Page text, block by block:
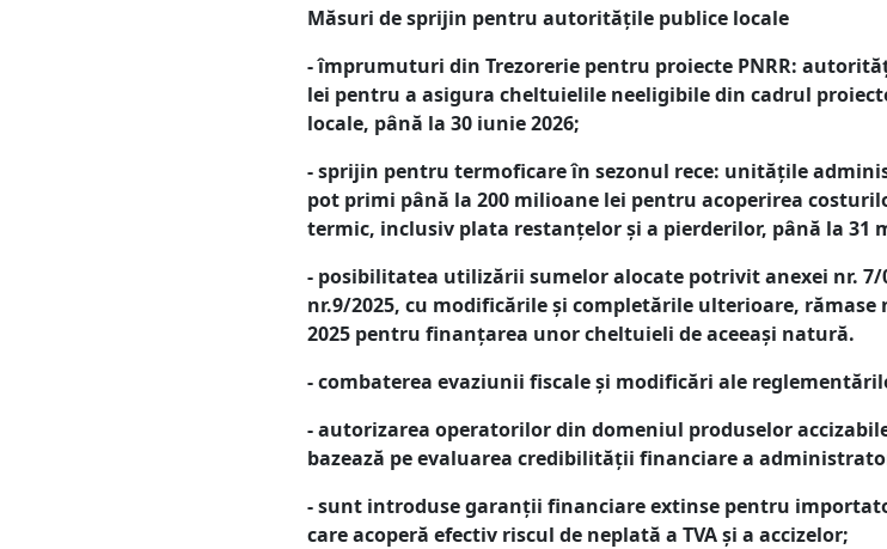
Măsuri de sprijin pentru autoritățile publice locale
- împrumuturi din Trezorerie pentru proiecte PNRR:
lei pentru a asigura cheltuielile neeligibile din cadrul
locale, până la 30 iunie 2026;
- sprijin pentru termoficare în sezonul rece: unitățile
pot primi până la 200 milioane lei pentru acoperirea
termic, inclusiv plata restanțelor și a pierderilor, până la 31
- posibilitatea utilizării sumelor alocate potrivit anexei nr. 7/
nr.9/2025, cu modificările și completările ulterioare,
2025 pentru finanţarea unor cheltuieli de aceeaşi natură.
- combaterea evaziunii fiscale și modificări ale
- autorizarea operatorilor din domeniul produselor
bazează pe evaluarea credibilității financiare a
- sunt introduse garanții financiare extinse pentru
care acoperă efectiv riscul de neplată a TVA și a accizelor;